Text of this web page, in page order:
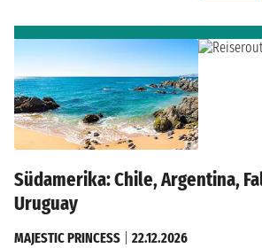
Südamerika: Chile, Argentina,
Uruguay
MAJESTIC PRINCESS
22.12.2026